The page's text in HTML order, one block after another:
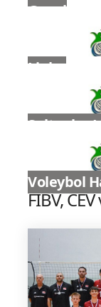
Genel
Ligler
Sultanlar
Voleybol
FIBV,